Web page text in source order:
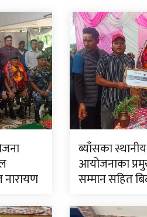
नारायण
ब्याँसका
आयोजनाका
सम्मान सहित